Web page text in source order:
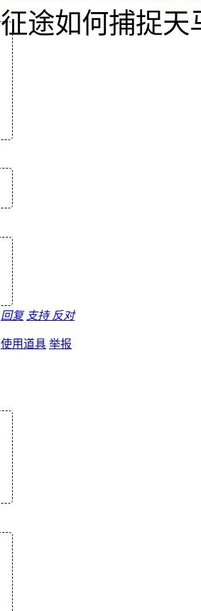
征途如何捕捉天
回复 支持 反对
使用道具 举报